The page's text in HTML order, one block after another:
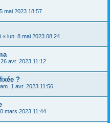
mai 2023 18:57
« lun. 8 mai 2023 08:24
avr. 2023 11:12
?
1 avr. 2023 11:56
mars 2023 11:44